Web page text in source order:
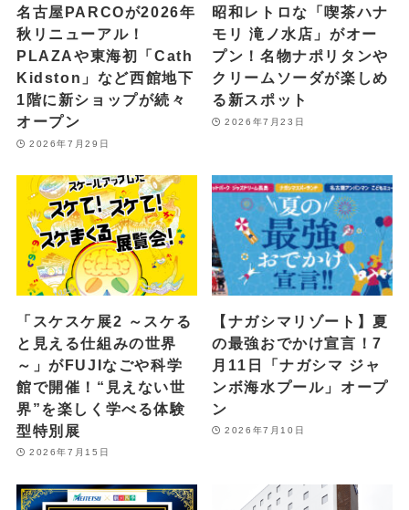
名古屋PARCOが2026年
秋リニューアル！
PLAZAや東海初「Cath
Kidston」など西館地下
1階に新ショップが続々
オープン
2026年7月29日
昭和レトロな「喫茶ハナ
モリ 滝ノ水店」がオー
プン！名物ナポリタンや
クリームソーダが楽しめ
る新スポット
2026年7月23日
「スケスケ展2 ～スケる
と見える仕組みの世界
～」がFUJIなごや科学
館で開催！“見えない世
界”を楽しく学べる体験
型特別展
2026年7月15日
【ナガシマリゾート】夏
の最強おでかけ宣言！7
月11日「ナガシマ ジャ
ンボ海水プール」オープ
ン
2026年7月10日